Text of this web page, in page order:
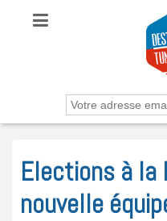
Elections à la
nouvelle